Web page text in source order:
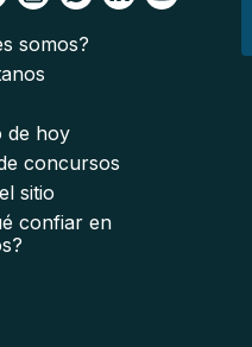
somos?
de hoy
concursos
sitio
confiar en